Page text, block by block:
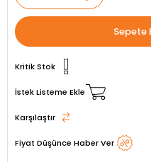
Kritik Stok
İstek Listeme Ekle
Karşılaştır
Fiyat Düşünce Haber Ver